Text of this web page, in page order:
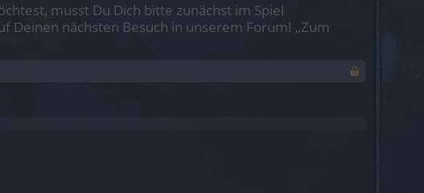
musst Du Dich bitte zunächst im Spiel
Deinen nächsten Besuch in unserem Forum! „Zum